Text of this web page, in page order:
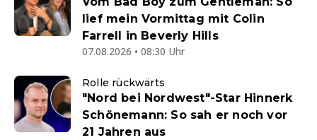
lief mein Vormittag mit Colin
Farrell in Beverly Hills
07.08.2026 • 08:30 Uhr
Rolle rückwärts
"Nord bei Nordwest"-Star Hinnerk
Schönemann: So sah er noch vor
21 Jahren aus